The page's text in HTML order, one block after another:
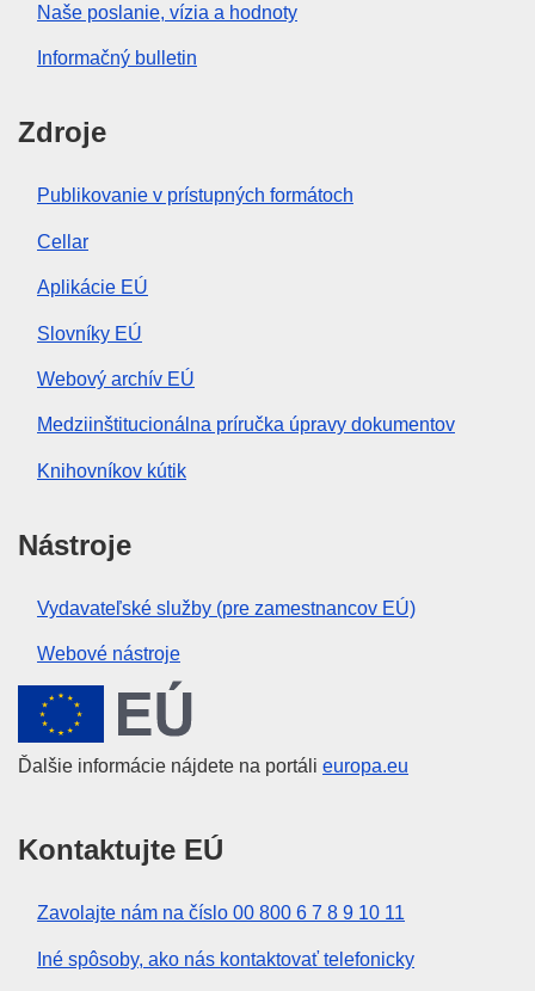
Naše poslanie, vízia a hodnoty
Informačný bulletin
Zdroje
Publikovanie v prístupných formátoch
Cellar
Aplikácie EÚ
Slovníky EÚ
Webový archív EÚ
Medziinštitucionálna príručka úpravy dokumentov
Knihovníkov kútik
Nástroje
Vydavateľské služby (pre zamestnancov EÚ)
Webové nástroje
Európska únia
Ďalšie informácie nájdete na portáli europa.eu
Kontaktujte EÚ
Zavolajte nám na číslo 00 800 6 7 8 9 10 11
Iné spôsoby, ako nás kontaktovať telefonicky